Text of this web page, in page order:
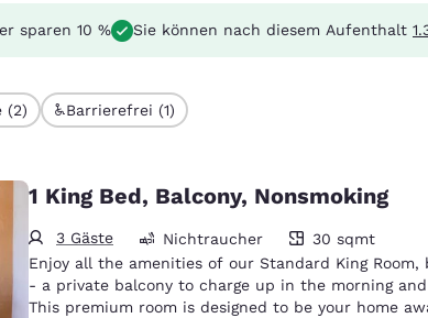
sparen 10 % Sie können nach diesem Aufenthalt
(2) Barrierefrei (1)
1 King Bed, Balcony, Nonsmoking
3 Gäste
30 Quadratmeter
Nichtraucher
30 sqmt
Enjoy all the amenities of our Standard King
- a private balcony to charge up in the morning
This premium room is designed to be your home